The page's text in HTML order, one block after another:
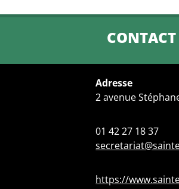
CONTACT
Adresse
2 avenue
01 42 27 18 37
https://